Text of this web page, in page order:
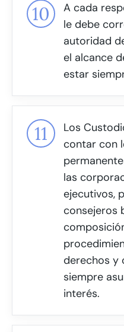
A cada
le debe
autoridad
el alcance
estar
Los
contar con
las
ejecutivos,
consejeros
derechos y
siempre
interés.